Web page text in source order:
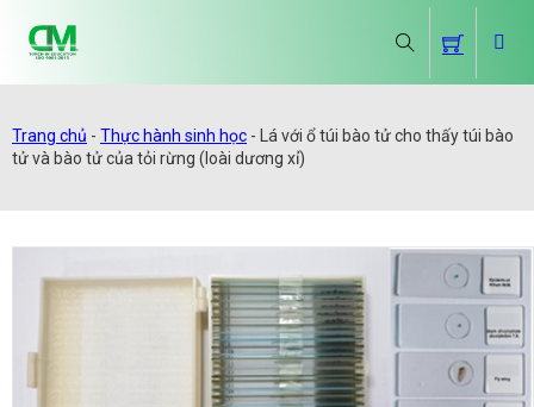
Trang chủ - Thực hành sinh học -
Lá với ổ túi bào tử cho thấy túi bào
tử và bào tử của tỏi rừng (loài dương xỉ)